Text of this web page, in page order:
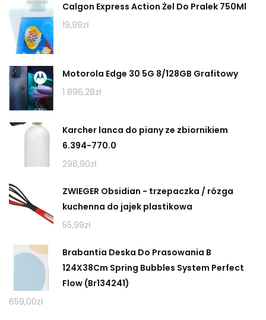
Calgon Express Action Żel Do Pralek 750Ml
19,99zł
Motorola Edge 30 5G 8/128GB Grafitowy
1 896,28zł
Karcher lanca do piany ze zbiornikiem
6.394-770.0
298,90zł
ZWIEGER Obsidian - trzepaczka / rózga
kuchenna do jajek plastikowa
55,99zł
Brabantia Deska Do Prasowania B
124X38Cm Spring Bubbles System Perfect
Flow (Br134241)
659,00zł